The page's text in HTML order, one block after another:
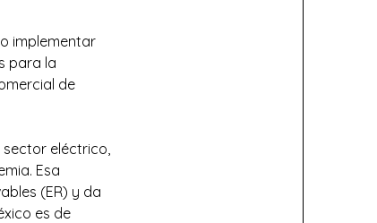
implementar
para la
de
eléctrico,
Esa
(ER) y da
es de